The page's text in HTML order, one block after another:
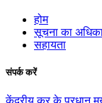
होम
सूचना का
सहायता
संपर्क करें
केंद्रीय कर के प्रधान